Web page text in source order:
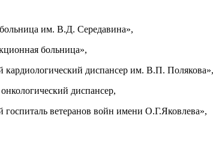
им. В.Д. Середавина»,
больница»,
диспансер им. В.П. Полякова»,
диспансер,
ветеранов войн имени О.Г.Яковлева»,